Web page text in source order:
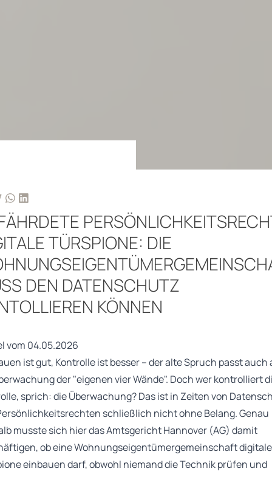
TÜRSPIONE: DIE
DEN DATENSCHUTZ
KÖNNEN
vom 04.05.2026
ist gut, Kontrolle ist besser – der alte Spruch passt auch
der "eigenen vier Wände". Doch wer kontrolliert
sprich: die Überwachung? Das ist in Zeiten von
schließlich nicht ohne Belang. Genau
musste sich hier das Amtsgericht Hannover (AG) damit
ob eine Wohnungseigentümergemeinschaft digitale
einbauen darf, obwohl niemand die Technik prüfen und